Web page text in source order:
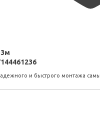
и быстрого монтажа